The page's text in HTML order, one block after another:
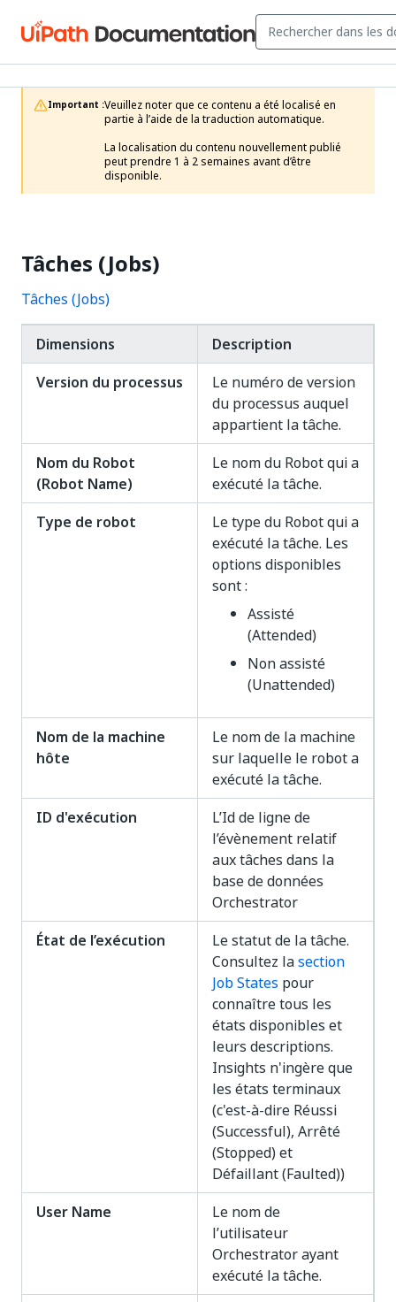
Important :Veuillez noter que ce contenu a été localisé en
partie à l’aide de la traduction automatique.
La localisation du contenu nouvellement publié
peut prendre 1 à 2 semaines avant d’être
disponible.
Tâches (Jobs)
Tâches (Jobs)
Dimensions
Description
Version du processus
Le numéro de version
du processus auquel
appartient la tâche.
Nom du Robot
(Robot Name)
Le nom du Robot qui a
exécuté la tâche.
Type de robot
Le type du Robot qui a
exécuté la tâche. Les
options disponibles
sont :
Assisté
(Attended)
Non assisté
(Unattended)
Nom de la machine
hôte
Le nom de la machine
sur laquelle le robot a
exécuté la tâche.
ID d'exécution
L’Id de ligne de
l’évènement relatif
aux tâches dans la
base de données
Orchestrator
État de l’exécution
Le statut de la tâche.
Consultez lasection
Job States pour
connaître tous les
états disponibles et
leurs descriptions.
Insights n'ingère que
les états terminaux
(c'est-à-dire Réussi
(Successful), Arrêté
(Stopped) et
Défaillant (Faulted))
User Name
Le nom de
l’utilisateur
Orchestrator ayant
exécuté la tâche.